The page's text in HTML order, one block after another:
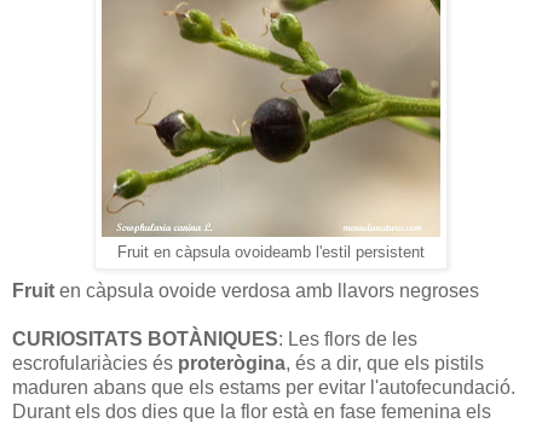
Fruit en càpsula ovoideamb l'estil persistent
Fruit en càpsula ovoide verdosa amb llavors negroses
CURIOSITATS BOTÀNIQUES: Les flors de les
escrofulariàcies és proterògina, és a dir, que els pistils
maduren abans que els estams per evitar l'autofecundació.
Durant els dos dies que la flor està en fase femenina els